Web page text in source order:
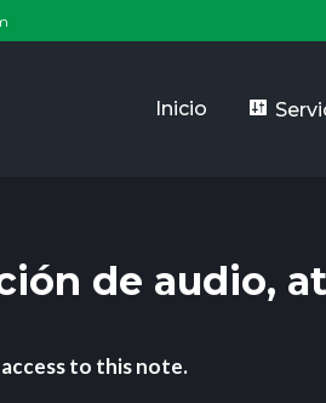
Inicio
de audio,
to this note.